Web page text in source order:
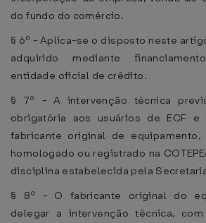
do fundo do comércio.
§ 6º - Aplica-se o disposto neste
adquirido mediante
entidade oficial de crédito.
§ 7º - A intervenção técnica
obrigatória aos usuários de ECF e
fabricante original de
homologado ou registrado na
disciplina estabelecida pela
§ 8º - O fabricante original do
delegar a intervenção técnica,